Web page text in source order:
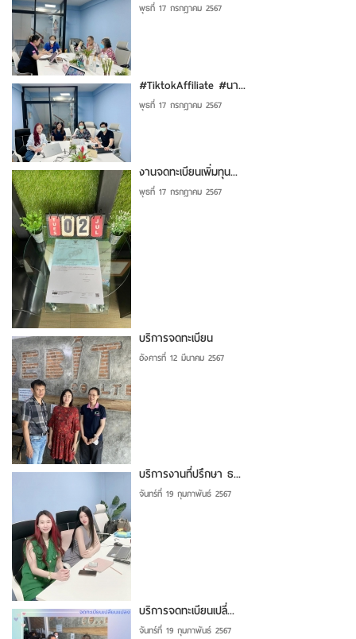
พุธที่ 17 กรกฎาคม 2567
#TiktokAffiliate #นา...
พุธที่ 17 กรกฎาคม 2567
งานจดทะเบียนเพิ่มทุน...
พุธที่ 17 กรกฎาคม 2567
บริการจดทะเบียน
อังคารที่ 12 มีนาคม 2567
บริการงานที่ปรึกษา ธ...
จันทร์ที่ 19 กุมภาพันธ์ 2567
บริการจดทะเบียนเปลี่...
จันทร์ที่ 19 กุมภาพันธ์ 2567